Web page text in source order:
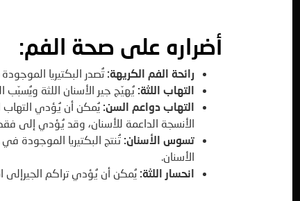
أضراره على صحة الفم:
رائحة الفم الكريهة: تُصدر البكتيريا
التهاب اللثة: يُهيّج جير الأسنان اللثة ويُسبّب
التهاب دواعم السن: يُمكن أن يُؤدي التهاب
الأنسجة الداعمة للأسنان، وقد يُؤدي إلى
تسوس الأسنان: تُنتج البكتيريا الموجودة
الأسنان.
انحسار اللثة: يُمكن أن يُؤدي تراكم الجيرإلى